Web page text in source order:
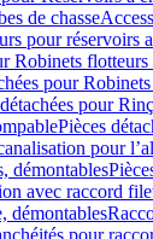
de chasse
pour réservoirs
Robinets
pour
pour
Pièces
pour
démontables
avec raccord
démontables
pour